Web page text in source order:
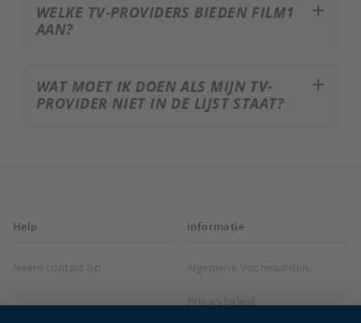
WELKE TV-PROVIDERS BIEDEN FILM1
AAN?
add
WAT MOET IK DOEN ALS MIJN TV-
PROVIDER NIET IN DE LIJST STAAT?
add
Help
Neem contact op
Informatie
Algemene Voorwaarden
Privacybeleid